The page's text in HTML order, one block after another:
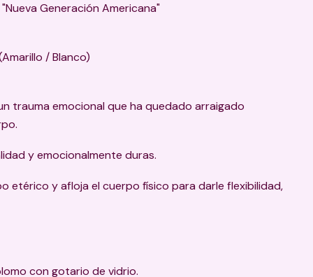
Generación Americana"
/ Blanco)
trauma emocional que ha quedado arraigado
y emocionalmente duras.
etérico y afloja el cuerpo físico para darle flexibilidad,
con gotario de vidrio.